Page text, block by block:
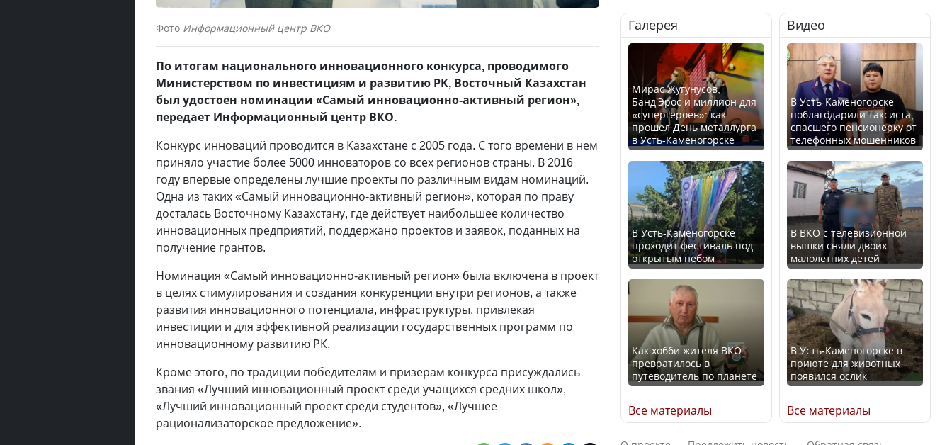
Фото Информационный центр ВКО
По итогам национального инновационного конкурса, проводимого
Министерством по инвестициям и развитию РК, Восточный Казахстан
был удостоен номинации «Самый инновационно-активный регион»,
передает Информационный центр ВКО.
Конкурс инноваций проводится в Казахстане с 2005 года. С того времени в нем
приняло участие более 5000 инноваторов со всех регионов страны. В 2016
году впервые определены лучшие проекты по различным видам номинаций.
Одна из таких «Самый инновационно-активный регион», которая по праву
досталась Восточному Казахстану, где действует наибольшее количество
инновационных предприятий, поддержано проектов и заявок, поданных на
получение грантов.
Номинация «Самый инновационно-активный регион» была включена в проект
в целях стимулирования и создания конкуренции внутри регионов, а также
развития инновационного потенциала, инфраструктуры, привлекая
инвестиции и для эффективной реализации государственных программ по
инновационному развитию РК.
Кроме этого, по традиции победителям и призерам конкурса присуждались
звания «Лучший инновационный проект среди учащихся средних школ»,
«Лучший инновационный проект среди студентов», «Лучшее
рационализаторское предложение».
Искусственный интеллект
официально включили в
школьную программу
Казахстана
В Казахстане стало
проще получить
направления на
медицинские
обследования
Қазақстан Орталық Азия
елдері арасында әл-ауқат
индексінде көш бастады
Казахстан возглавил
рейтинг благополучия
среди стран Центральной
Азии
В РФ вынесен заочный
приговор по уголовному
делу об убийстве Игоря
Талькова
В России введены
дополнительные
ограничения для
казахстанских прав
Трамп официально
вступил в должность
президента США
Луну признали объектом
культурного наследия,
находящегося под
угрозой исчезновения
Галерея
Мирас Жугунусов,
Банд’Эрос и миллион для
«супергероев»: как
прошел День металлурга
в Усть-Каменогорске
В Усть-Каменогорске
проходит фестиваль под
открытым небом
Как хобби жителя ВКО
превратилось в
путеводитель по планете
Все материалы
Видео
В Усть-Каменогорске
поблагодарили таксиста,
спасшего пенсионерку от
телефонных мошенников
В ВКО с телевизионной
вышки сняли двоих
малолетних детей
В Усть-Каменогорске в
приюте для животных
появился ослик
Все материалы